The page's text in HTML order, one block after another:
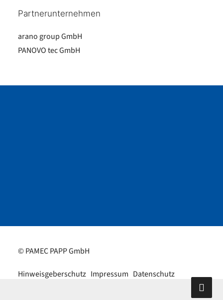
Partnerunternehmen
arano group GmbH
PANOVO tec GmbH
© PAMEC PAPP GmbH
Hinweisgeberschutz Impressum Datenschutz